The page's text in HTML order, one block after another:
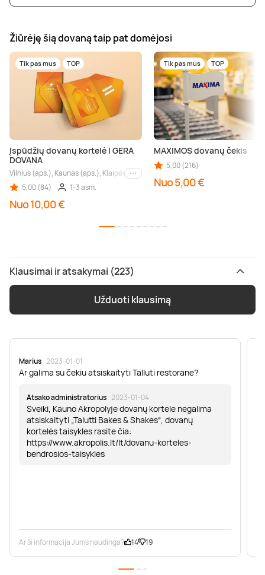
Žiūrėję šią dovaną taip pat domėjosi
Tik pas mus TOP
Įspūdžių dovanų kortelė | GERA
DOVANA
Vilnius (aps.), Kaunas (aps.), Klaipėda (aps.), Palanga (aps.), Nida (aps.),
Kiti miestai
5,00 (84)
1-3 asm.
Nuo 10,00 €
Tik pas mus TOP
MAXIMOS dovanų čekis
5,00 (216)
Nuo 5,00 €
Klausimai ir atsakymai (223)
Užduoti klausimą
Marius · 2023-01-01
Ar galima su čekiu atsiskaityti Talluti restorane?
Atsako administratorius · 2023-01-04
Sveiki, Kauno Akropolyje dovanų kortele negalima
atsiskaityti „Talutti Bakes & Shakes“, dovanų
kortelės taisykles rasite čia:
https://www.akropolis.lt/lt/dovanu-korteles-
bendrosios-taisykles
Ar ši informacija Jums naudinga? 14 19